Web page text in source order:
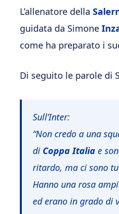
L’allenatore della
guidata da Simone
come ha preparato i
Di seguito le parole di
Sull’Inter:
“Non credo a una
di Coppa Italia e
ritardo, ma ci sono
Hanno una rosa
ed erano in grado di